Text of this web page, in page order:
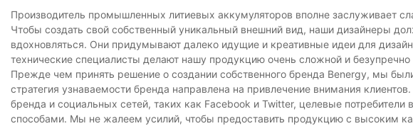
Производитель промышленных литиевых аккумуляторов вполне заслуживает
Чтобы создать свой собственный уникальный внешний вид, наши дизайнеры
вдохновляться. Они придумывают далеко идущие и креативные идеи для
технические специалисты делают нашу продукцию очень сложной и
Прежде чем принять решение о создании собственного бренда Benergy, мы
стратегия узнаваемости бренда направлена на привлечение внимания
бренда и социальных сетей, таких как Facebook и Twitter, целевые
способами. Мы не жалеем усилий, чтобы предоставить продукцию с высоким